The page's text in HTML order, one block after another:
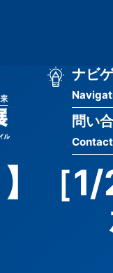
メ
ナ
ナビ
問い
Contact
】［